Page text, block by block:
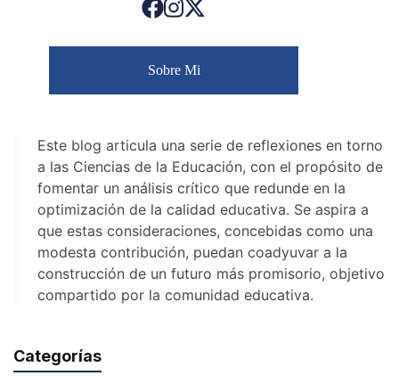
Sobre Mi
Este blog articula una serie de reflexiones en torno
a las Ciencias de la Educación, con el propósito de
fomentar un análisis crítico que redunde en la
optimización de la calidad educativa. Se aspira a
que estas consideraciones, concebidas como una
modesta contribución, puedan coadyuvar a la
construcción de un futuro más promisorio, objetivo
compartido por la comunidad educativa.
Categorías